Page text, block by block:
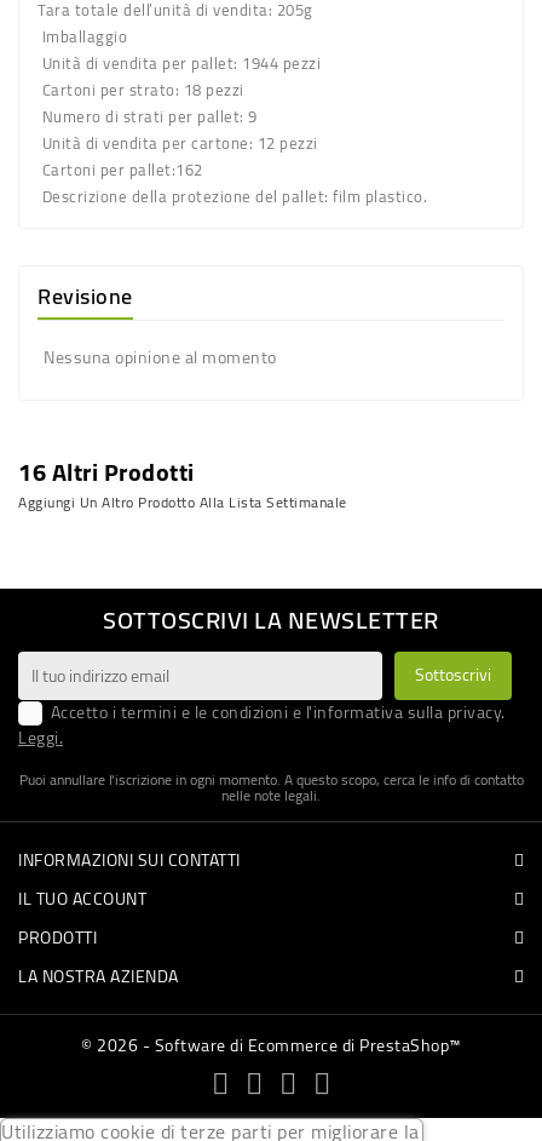
Tara totale dell’unità di vendita: 205g
Imballaggio
Unità di vendita per pallet: 1944 pezzi
Cartoni per strato: 18 pezzi
Numero di strati per pallet: 9
Unità di vendita per cartone: 12 pezzi
Cartoni per pallet:162
Descrizione della protezione del pallet: film plastico.
Revisione
Nessuna opinione al momento
16 Altri Prodotti
Aggiungi Un Altro Prodotto Alla Lista Settimanale
SOTTOSCRIVI LA NEWSLETTER
Accetto i termini e le condizioni e l'informativa sulla privacy.
Leggi.
Puoi annullare l'iscrizione in ogni momento. A questo scopo, cerca le info di contatto
nelle note legali.
INFORMAZIONI SUI CONTATTI
IL TUO ACCOUNT
PRODOTTI
LA NOSTRA AZIENDA
© 2026 - Software di Ecommerce di PrestaShop™
Utilizziamo cookie di terze parti per migliorare la